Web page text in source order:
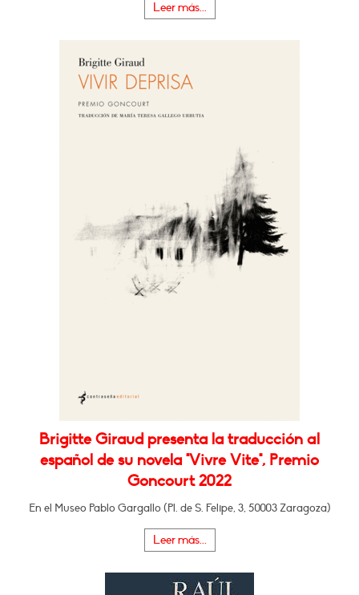
Leer más...
Brigitte Giraud presenta la traducción al
español de su novela "Vivre Vite", Premio
Goncourt 2022
En el Museo Pablo Gargallo (Pl. de S. Felipe, 3, 50003 Zaragoza)
Leer más...